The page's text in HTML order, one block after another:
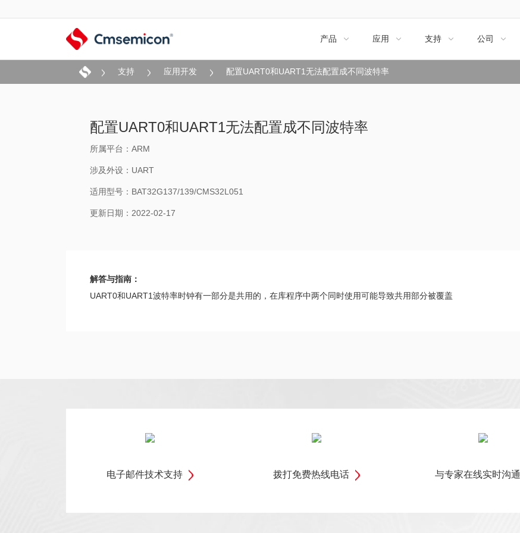
产品  应用  支持  公司 
支持 应用开发 配置UART0和UART1无法配置成不同波特率
配置UART0和UART1无法配置成不同波特率
所属平台：ARM
涉及外设：UART
适用型号：BAT32G137/139/CMS32L051
更新日期：2022-02-17
解答与指南：
UART0和UART1波特率时钟有一部分是共用的，在库程序中两个同时使用可能导致共用部分被覆盖
电子邮件技术支持 拨打免费热线电话 与专家在线实时沟通